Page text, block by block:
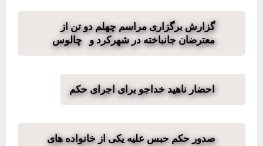
گزارش برگزاری مراسم چهلم دو تن از
معترضان جانباخته در شهرکرد و چالوس
احضار ناهید خداجو برای اجرای حکم
صدور حکم حبس علیه یکی از خانواده های